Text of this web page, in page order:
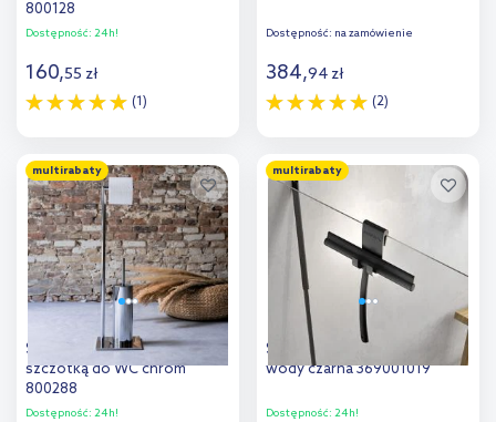
800128
Dostępność: 24h!
160,55 zł
(1)
Dostępność: na zamówienie
384,94 zł
(2)
multirabaty
Sealskin Tube stojak ze
szczotką do WC chrom
800288
Dostępność: 24h!
multirabaty
Sealskin Brix ściągaczka do
wody czarna 369001019
Dostępność: 24h!